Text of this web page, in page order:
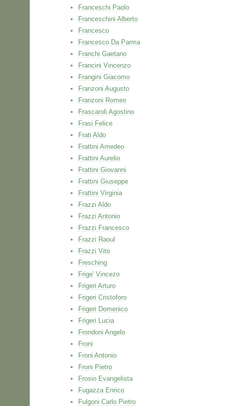
Franceschi Paolo
Franceschini Alberto
Francesco
Francesco Da Parma
Franchi Gaetano
Francini Vincenzo
Frangini Giacomo
Franzoni Augusto
Franzoni Romeo
Frascaroli Agostino
Frasi Felice
Frati Aldo
Frattini Amedeo
Frattini Aurelio
Frattini Giovanni
Frattini Giuseppe
Frattini Virginia
Frazzi Aldo
Frazzi Antonio
Frazzi Francesco
Frazzi Raoul
Frazzi Vito
Fresching
Frige' Vincezo
Frigeri Arturo
Frigeri Cristoforo
Frigeri Domenico
Frigeri Lucia
Frondoni Angelo
Froni
Froni Antonio
Froni Pietro
Frosio Evangelista
Fugazza Enrico
Fulgoni Carlo Pietro